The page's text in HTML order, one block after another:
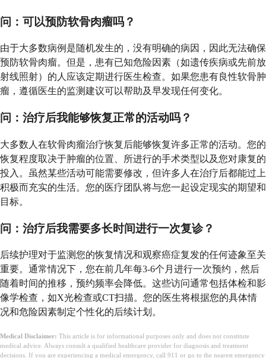
问：可以预防软骨肉瘤吗？
由于大多数病例是随机发生的，没有明确的病因，因此无法确保
预防软骨肉瘤。但是，患有已知危险因素（如遗传疾病或先前放
射线照射）的人应该定期进行医生检查。如果您患有良性软骨肿
瘤，遵循医生的监测建议可以帮助及早发现任何变化。
问：治疗后我能够恢复正常的活动吗？
大多数人在软骨肉瘤治疗恢复后能够恢复许多正常的活动。您的
恢复程度取决于肿瘤的位置、所进行的手术类型以及您对康复的
投入。虽然某些活动可能需要修改，但许多人在治疗后都能过上
积极而充实的生活。您的医疗团队将与您一起设定现实的期望和
目标。
问：治疗后我需要多长时间进行一次复诊？
后续护理对于监测您的恢复情况和观察癌症复发的任何迹象至关
重要。通常情况下，您在前几年每3-6个月进行一次预约，然后
随着时间的推移，预约频率会降低。这些访问通常包括体检和影
像学检查，如X光检查或CT扫描。您的医生将根据您的具体情
况和危险因素制定个性化的后续计划。
Medical Disclaimer: This article is for informational purposes only and does not constitute
medical advice. Always consult a qualified healthcare provider for diagnosis and treatment
decisions. If you are experiencing a medical emergency, call 911 or go to the nearest emergency